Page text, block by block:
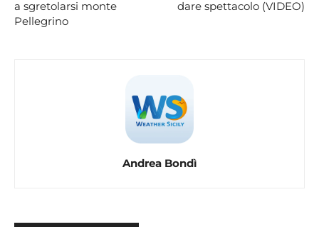
a sgretolarsi monte
Pellegrino
dare spettacolo (VIDEO)
Andrea Bondì